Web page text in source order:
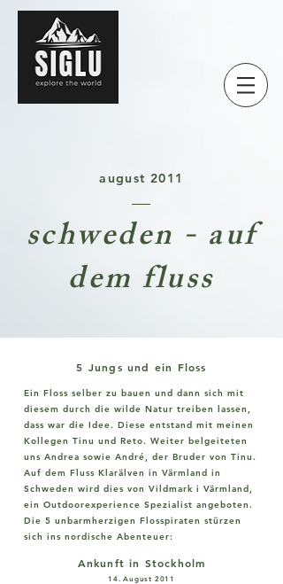
august 2011
schweden - auf
dem fluss
5 Jungs und ein Floss
Ein Floss selber zu bauen und dann sich mit
diesem durch die wilde Natur treiben lassen,
dass war die Idee. Diese entstand mit meinen
Kollegen Tinu und Reto. Weiter belgeiteten
uns Andrea sowie André, der Bruder von Tinu.
Auf dem Fluss Klarälven in Värmland in
Schweden wird dies von Vildmark i Värmland,
ein Outdoorexperience Spezialist angeboten.
Die 5 unbarmherzigen Flosspiraten stürzen
sich ins nordische Abenteuer:
Ankunft in Stockholm
14. August 2011